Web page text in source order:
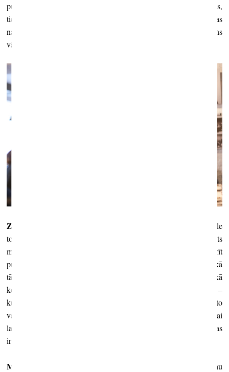
publicitātes iespējas. Visi šie momenti tiek ņemti vērā. Protams,
tiek arī skatīts, kāda ir autora dalība starptautiskos projektos, bet tas
nav izšķirošais – ja projekts spēj pārliecināt, var aiziet pilnīgi jauns
vārds.
Z. O.:
Vēl nevajadzētu aizmirst, ka starptautiskā mākslas pasaule
tomēr ir ciniska un bezkaislīga. Ja viens no mērķiem ir ne tikai pats
mākslas fakts, bet arī tas, kā mēs varētu Latvijas dalību padarīt
publiskāku un saistošāku, jāsadala pa sastāvdaļām paviljons kā
tāds – viens ir mākslinieks, viņa zināmība, redzamība starptautiskā
kontekstā, kā un cik ļoti viņu zina starptautiskie profesionāļi –
kuratori, organizatori, kas ir kataloga izdevējs. Man šķiet, par to
vajadzētu padomāt, vērtējot nākamos projektus. Ja mēs gribam, lai
latviešu mākslinieki strādā ar latviešu kuratoriem – ne vienmēr tas
ir izdevīgākais, no šāda viedokļa skatoties.
M. L.:
Es pilnībā piekrītu eksperimentam, ka Latvijas paviljonu